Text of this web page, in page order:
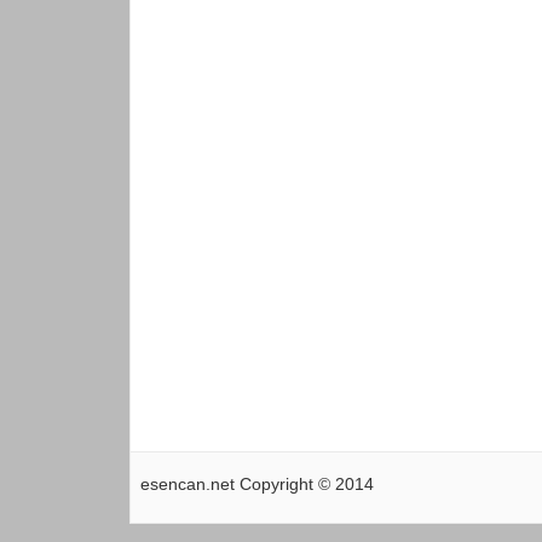
esencan.net Copyright © 2014